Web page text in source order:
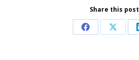
Share this post
Share Share